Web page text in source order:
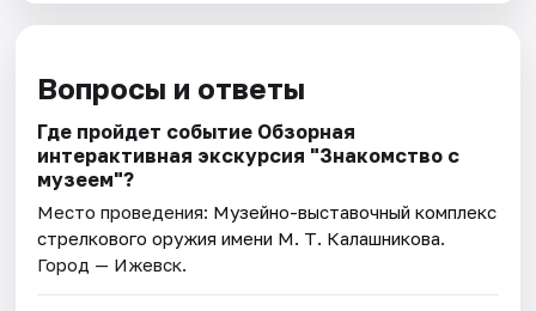
Вопросы и ответы
Где пройдет событие Обзорная
интерактивная экскурсия "Знакомство с
музеем"?
Место проведения: Музейно-выставочный комплекс
стрелкового оружия имени М. Т. Калашникова.
Город — Ижевск.